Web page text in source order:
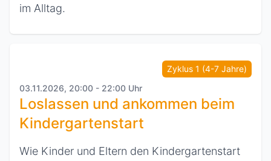
im Alltag.
Zyklus 1 (4-7 Jahre)
03.11.2026, 20:00 - 22:00 Uhr
Loslassen und ankommen beim
Kindergartenstart
Wie Kinder und Eltern den Kindergartenstart